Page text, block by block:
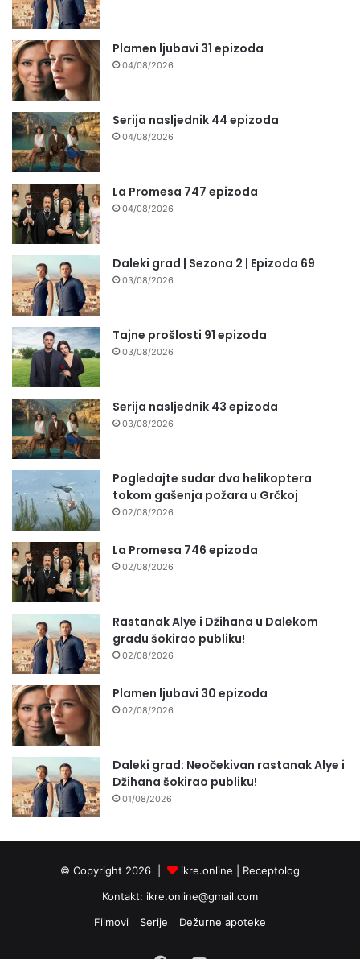
Plamen ljubavi 31 epizoda
04/08/2026
Serija nasljednik 44 epizoda
04/08/2026
La Promesa 747 epizoda
04/08/2026
Daleki grad | Sezona 2 | Epizoda 69
03/08/2026
Tajne prošlosti 91 epizoda
03/08/2026
Serija nasljednik 43 epizoda
03/08/2026
Pogledajte sudar dva helikoptera
tokom gašenja požara u Grčkoj
02/08/2026
La Promesa 746 epizoda
02/08/2026
Rastanak Alye i Džihana u Dalekom
gradu šokirao publiku!
02/08/2026
Plamen ljubavi 30 epizoda
02/08/2026
Daleki grad: Neočekivan rastanak Alye i
Džihana šokirao publiku!
01/08/2026
© Copyright 2026 | ikre.online | Receptolog
Kontakt: ikre.online@gmail.com
Filmovi
Serije Dežurne apoteke